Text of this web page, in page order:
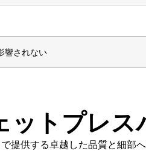
響されない
ットプレ
提供する卓越した品質と細